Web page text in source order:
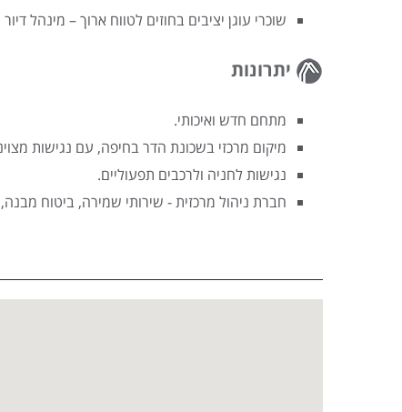
שוכרי עוגן יציבים בחוזים לטווח ארוך – מינהל
יתרונות
מתחם חדש ואיכותי.
מיקום מרכזי בשכונת הדר בחיפה, עם נגישות
נגישות לחניה ולרכבים תפעוליים.
חברת ניהול מרכזית - שירותי שמירה, ביטוח מבנה,